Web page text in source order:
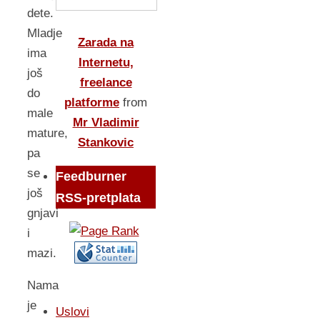
dete.
Mladje
ima
još
do
male
mature,
pa
se
još
gnjavi
i
mazi.
Nama
je
Zarada na
Internetu,
freelance
platforme from
Mr Vladimir
Stankovic
Feedburner
RSS-pretplata
Uslovi